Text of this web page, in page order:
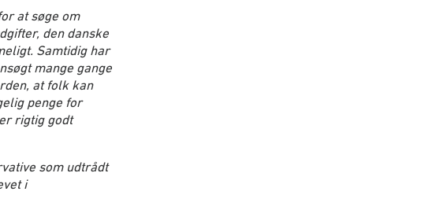
at søge om
den danske
Samtidig har
mange gange
at folk kan
penge for
rigtig godt
som udtrådt
i